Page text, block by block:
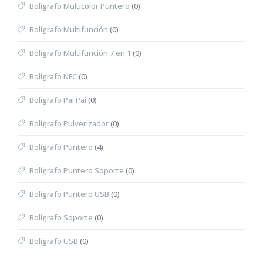
Bolígrafo Multicolor Puntero (0)
Bolígrafo Multifunción (0)
Bolígrafo Multifunción 7 en 1 (0)
Bolígrafo NFC(0)
Bolígrafo Pai Pai (0)
Bolígrafo Pulverizador(0)
Bolígrafo Puntero (4)
Bolígrafo Puntero Soporte (0)
Bolígrafo Puntero USB (0)
Bolígrafo Soporte (0)
Bolígrafo USB (0)